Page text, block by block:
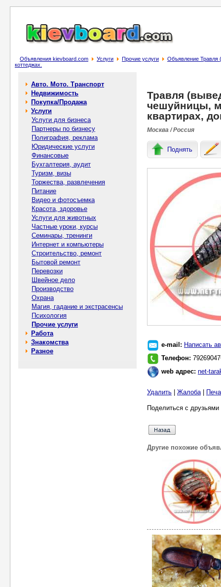
Объявления kievboard.com Услуги Прочие услуги
Объявление Травля
коттеджах.
Авто. Мото. Транспорт
Недвижимость
Покупка/Продажа
Услуги
Услуги для бизнеса
Партнеры по бизнесу
Полиграфия, реклама
Юридические услуги
Финансовые
Бухгалтерия, аудит
Туризм, визы
Торжества, развлечения
Питание
Видео и фотосъемка
Красота, здоровье
Услуги для животных
Частные уроки, курсы
Семинары, тренинги
Интернет и компьютеры
Строительство, ремонт
Бытовой ремонт
Перевозки
Швейное дело
Производство
Охрана
Магия, гадание и экстрасенсы
Психология
Прочие услуги
Работа
Знакомства
Разное
Травля
чешуйницы,
квартирах,
Москва / Россия
Поднять
e-mail: Написать
Телефон:
web адрес: net-
Удалить Жалоба|
Поделиться с
Другие похожие